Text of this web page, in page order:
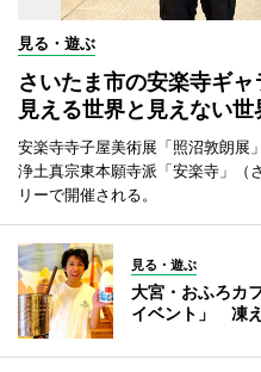
見る・遊ぶ
さいたま市の安楽寺ギ
見える世界と見えない世
安楽寺寺子屋美術展「照沼敦朗展
浄土真宗東本願寺派「安楽寺」（
リーで開催される。
見る・遊ぶ
大宮・おふろカ
イベント」 凍